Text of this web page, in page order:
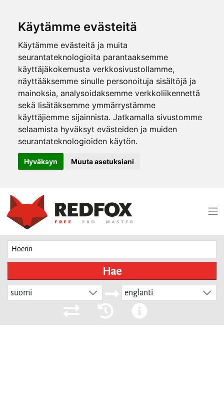
Käytämme evästeitä
Käytämme evästeitä ja muita
seurantateknologioita parantaaksemme
käyttäjäkokemusta verkkosivustollamme,
näyttääksemme sinulle personoituja sisältöjä ja
mainoksia, analysoidaksemme verkkoliikennettä
sekä lisätäksemme ymmärrystämme
käyttäjiemme sijainnista. Jatkamalla sivustomme
selaamista hyväksyt evästeiden ja muiden
seurantateknologioiden käytön.
Hyväksyn Muuta asetuksiani
Hae
suomi englanti